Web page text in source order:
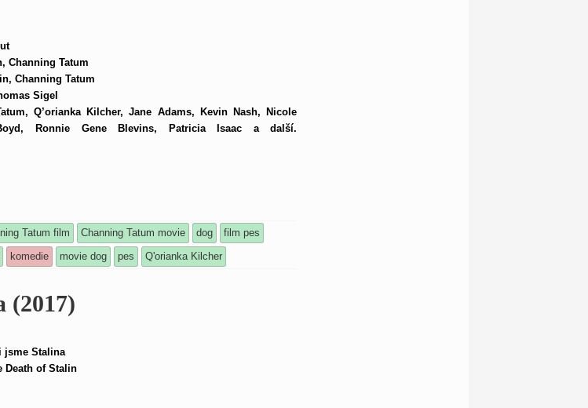
Channing Tatum
Channing Tatum
Sigel
Q’orianka Kilcher, Jane Adams, Kevin Nash, Nicole
Ronnie Gene Blevins, Patricia Isaac a další.
Tatum film Channing Tatum movie dog
film pes
komedie movie dog pes Q'orianka Kilcher
(2017)
jsme Stalina
Death of Stalin